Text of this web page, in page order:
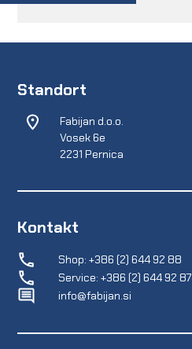
Standort
Fabijan d.o.o.
Vosek 6e
2231 Pernica
Kontakt
Shop: +386 (2) 644 92 88
Service: +386 (2) 644 92 87
info@fabijan.si